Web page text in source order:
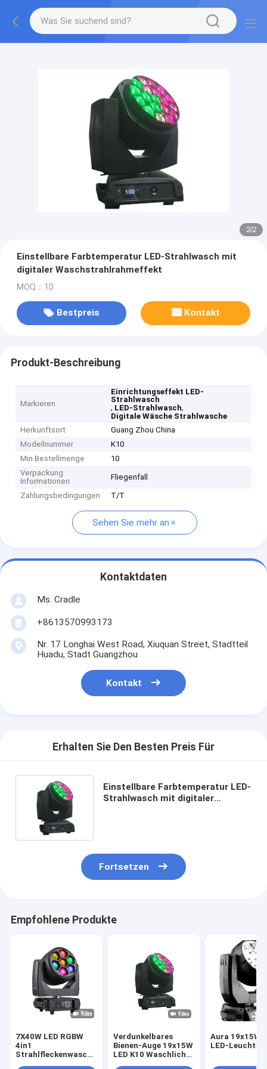
2/2
Einstellbare Farbtemperatur LED-Strahlwasch mit
digitaler Waschstrahlrahmeffekt
MOQ：10
Bestpreis Kontakt
Produkt-Beschreibung
Markieren
Einrichtungseffekt LED-
Strahlwasch
, LED-Strahlwasch,
Digitale Wäsche Strahlwasche
Herkunftsort
Guang Zhou China
Modellnummer
K10
Min Bestellmenge
10
Verpackung
Informationen
Fliegenfall
Zahlungsbedingungen T/T
Sehen Sie mehr an
Kontaktdaten
Ms. Cradle
+8613570993173
Nr. 17 Longhai West Road, Xiuquan Street, Stadtteil
Huadu, Stadt Guangzhou
Kontakt
Erhalten Sie Den Besten Preis Für
Einstellbare Farbtemperatur LED-
Strahlwasch mit digitaler
Fortsetzen
Empfohlene Produkte
7X40W LED RGBW
4in1
Strahlfleckenwaschung
Verdunkelbares
Bienen-Auge 19x15W
LED K10 Waschlicht
Aura 19x15W
LED-Leuchten